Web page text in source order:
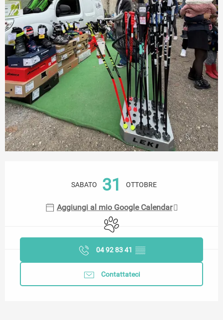
SABATO 31 OTTOBRE
Aggiungi al mio Google Calendar
Animali ammessi
04 92 83 41 ▒▒
Contattateci